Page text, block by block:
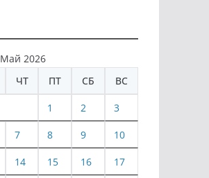
Май 2026
ЧТ ПТ СБ ВС
1 2 3
7 8 9 10
14 15 16 17